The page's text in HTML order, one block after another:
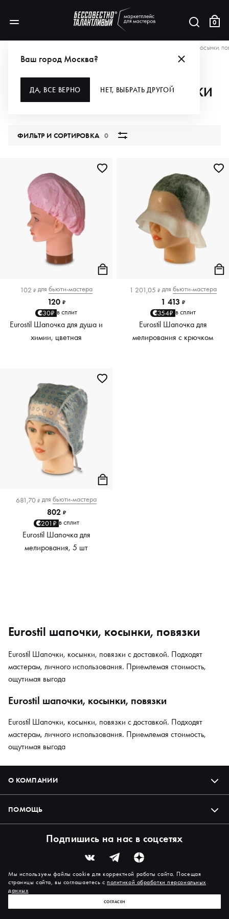
0
Ваш город Москва?
ДА, ВСЕ ВЕРНО НЕТ, ВЫБРАТЬ ДРУГОЙ
ШАПОЧКИ, КОСЫНКИ,
ШАПОЧКИ, КОСЫНКИ, ПОВЯЗКИ
ФИЛЬТР И СОРТИРОВКА0
102 ₽ для бьюти-мастера
120 ₽
30₽ в сплит
Eurostil Шапочка для душа и
химии, цветная
1 201,05 ₽ для бьюти-мастера
1 413 ₽
354₽ в сплит
Eurostil Шапочка для
мелирования с крючком
681,70 ₽ для бьюти-мастера
802 ₽
201₽ в сплит
Eurostil Шапочка для
мелирования, 5 шт
Eurostil шапочки, косынки, повязки
Eurostil Шапочки, косынки, повязки с доставкой. Подходят
мастерам, личного использования. Приемлемая стоимость,
ощутимая выгода
Eurostil шапочки, косынки, повязки
Eurostil Шапочки, косынки, повязки с доставкой. Подходят
мастерам, личного использования. Приемлемая стоимость,
ощутимая выгода
О КОМПАНИИ
ПОМОЩЬ
Подпишись на нас в соцсетях
Мы используем файлы cookie для корректной работы сайта. Посещая
страницы сайта, вы соглашаетесь сполитикой обработки персональных
данных
СОГЛАСЕН